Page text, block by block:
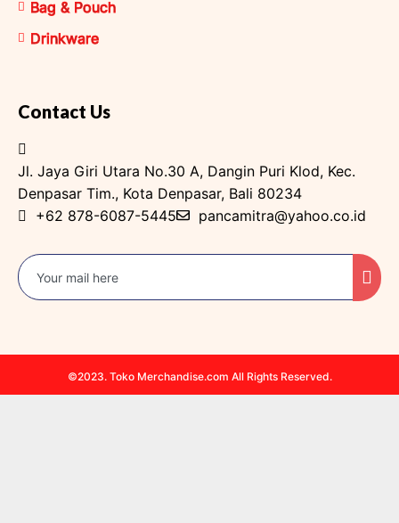
Bag & Pouch
Drinkware
Contact Us
Jl. Jaya Giri Utara No.30 A, Dangin Puri Klod, Kec.
Denpasar Tim., Kota Denpasar, Bali 80234
+62 878-6087-5445
pancamitra@yahoo.co.id
©2023. Toko Merchandise.com All Rights Reserved.